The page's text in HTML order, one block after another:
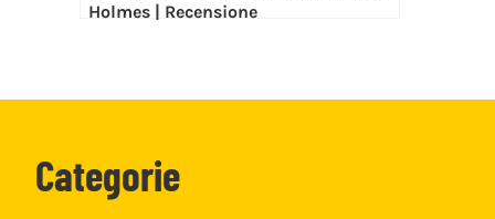
Holmes | Recensione
Categorie